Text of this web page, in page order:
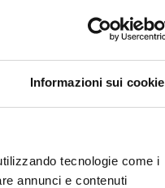
Informazioni sui cookie
tecnologie come i
annunci e contenuti